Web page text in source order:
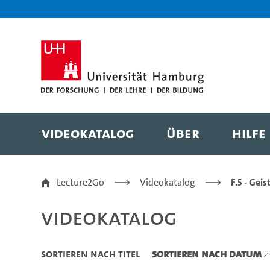
Videokatalog Über Hilfe
Videokatalog
Lecture2Go Videokatalog F.5 -
Videokatalog
Sortieren nach Titel Sortieren nach Datum